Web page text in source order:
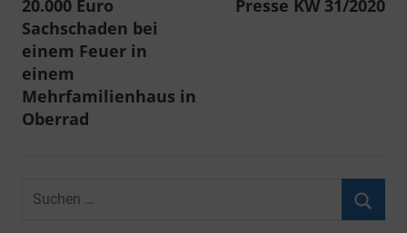
20.000 Euro
Sachschaden bei
einem Feuer in
einem
Mehrfamilienhaus in
Oberrad
Presse KW 31/2020
Suchen